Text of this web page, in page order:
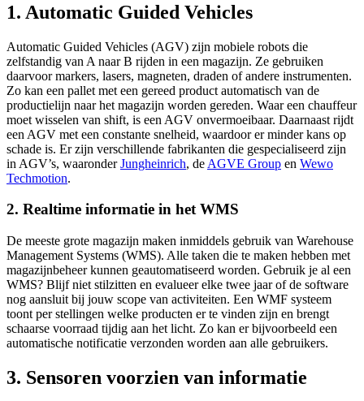
1. Automatic Guided Vehicles
Automatic Guided Vehicles (AGV) zijn mobiele robots die
zelfstandig van A naar B rijden in een magazijn. Ze gebruiken
daarvoor markers, lasers, magneten, draden of andere instrumenten.
Zo kan een pallet met een gereed product automatisch van de
productielijn naar het magazijn worden gereden. Waar een chauffeur
moet wisselen van shift, is een AGV onvermoeibaar. Daarnaast rijdt
een AGV met een constante snelheid, waardoor er minder kans op
schade is. Er zijn verschillende fabrikanten die gespecialiseerd zijn
in AGV’s, waaronderJungheinrich, de AGVE Group en Wewo
Techmotion.
2. Realtime informatie in het WMS
De meeste grote magazijn maken inmiddels gebruik van Warehouse
Management Systems (WMS). Alle taken die te maken hebben met
magazijnbeheer kunnen geautomatiseerd worden. Gebruik je al een
WMS? Blijf niet stilzitten en evalueer elke twee jaar of de software
nog aansluit bij jouw scope van activiteiten. Een WMF systeem
toont per stellingen welke producten er te vinden zijn en brengt
schaarse voorraad tijdig aan het licht. Zo kan er bijvoorbeeld een
automatische notificatie verzonden worden aan alle gebruikers.
3. Sensoren voorzien van informatie